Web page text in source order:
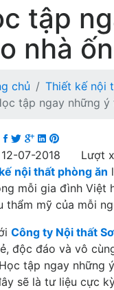
tập
nhà
chủ Thiết kế nội
tập ngay những
12-07-2018 Lượt
nội thất phòng ăn
mỗi gia đình Việt
thẩm mỹ của mỗi
Công ty Nội thất
độc đáo và vô
tập ngay những
sẽ là tư liệu cực